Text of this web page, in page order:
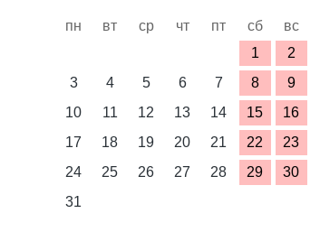
пн вт ср чт пт сб
вс
1
2
3
4 5 6 7 8
9
10
11 12 13 14 15
16
17
18 19 20 21 22
23
24
25 26 27 28 29
30
31